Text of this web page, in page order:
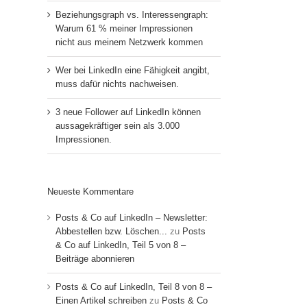
Beziehungsgraph vs. Interessengraph:
Warum 61 % meiner Impressionen
nicht aus meinem Netzwerk kommen
Wer bei LinkedIn eine Fähigkeit angibt,
muss dafür nichts nachweisen.
3 neue Follower auf LinkedIn können
aussagekräftiger sein als 3.000
Impressionen.
Neueste Kommentare
Posts & Co auf LinkedIn – Newsletter:
Abbestellen bzw. Löschen...
zu Posts
& Co auf LinkedIn, Teil 5 von 8 –
Beiträge abonnieren
Posts & Co auf LinkedIn, Teil 8 von 8 –
Einen Artikel schreibenzu Posts & Co